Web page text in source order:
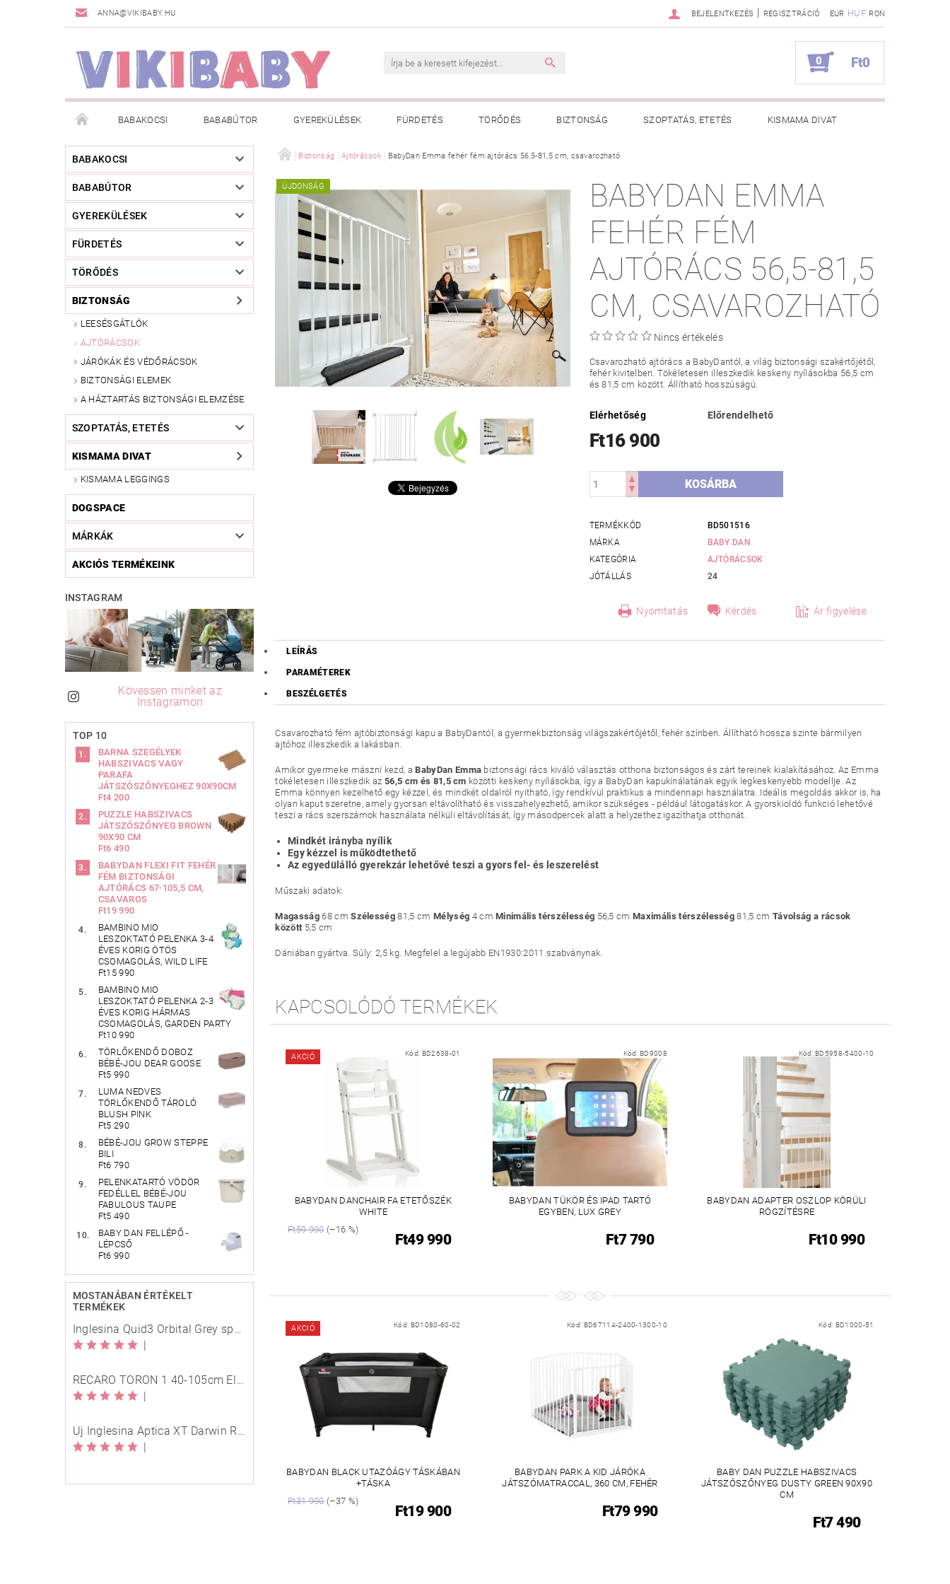
ANNA@VIKIBABY.HU EUR HUF RON
BEJELENTKEZÉS | REGISZTRÁCIÓ
0 Ft0
BABAKOCSI BABABÚTOR GYEREKÜLÉSEK FÜRDETÉS TÖRŐDÉS BIZTONSÁG SZOPTATÁS, ETETÉS KISMAMA DIVAT
DOGSPACE AKCIÓS TERMÉKEINK VÁSÁRLÁSI FELTÉTELEK ADATKEZELÉSI TÁJÉKOZTATÓ
TÖRZSVÁSÁRLÓI PROGRAM RÓLUNK A MEGFELELŐ MÉRET MEGÁLLAPÍTÁSA BOLDOG BABA HASZNOS TANÁCSOK RENDELÉSEM
BABAKOCSI
BABABÚTOR
GYEREKÜLÉSEK
FÜRDETÉS
TÖRŐDÉS
BIZTONSÁG
LEESÉSGÁTLÓK
AJTÓRÁCSOK
JÁRÓKÁK ÉS VÉDŐRÁCSOK
BIZTONSÁGI ELEMEK
A HÁZTARTÁS BIZTONSÁGI ELEMZÉSE
SZOPTATÁS, ETETÉS
KISMAMA DIVAT
KISMAMA LEGGINGS
DOGSPACE
MÁRKÁK
AKCIÓS TERMÉKEINK
INSTAGRAM
Kövessen minket az
Instagramon
TOP 10
BARNA SZEGÉLYEK
HABSZIVACS VAGY
PARAFA
JÁTSZÓSZŐNYEGHEZ 90X90CM
Ft4 200
PUZZLE HABSZIVACS
JÁTSZÓSZŐNYEG BROWN
90X90 CM
Ft6 490
BABYDAN FLEXI FIT FEHÉR
FÉM BIZTONSÁGI
AJTÓRÁCS 67-105,5 CM,
CSAVAROS
Ft19 990
BAMBINO MIO
LESZOKTATÓ PELENKA 3-4
ÉVES KORIG ÖTÖS
CSOMAGOLÁS, WILD LIFE
Ft15 990
BAMBINO MIO
LESZOKTATÓ PELENKA 2-3
ÉVES KORIG HÁRMAS
CSOMAGOLÁS, GARDEN PARTY
Ft10 990
TÖRLŐKENDŐ DOBOZ
BÉBÉ-JOU DEAR GOOSE
Ft5 990
LUMA NEDVES
TÖRLŐKENDŐ TÁROLÓ
BLUSH PINK
Ft5 290
BÉBÉ-JOU GROW STEPPE
BILI
Ft6 790
PELENKATARTÓ VÖDÖR
FEDÉLLEL BÉBÉ-JOU
FABULOUS TAUPE
Ft5 490
BABY DAN FELLÉPŐ -
LÉPCSŐ
Ft6 990
MOSTANÁBAN ÉRTÉKELT
TERMÉKEK
Inglesina Quid3 Orbital Grey sport babakocsi
|
RECARO TORON 1 40-105cm Elegant Beige
|
Új Inglesina Aptica XT Darwin Recline Evo 4in1 Himalaya Blue multifunkciós babakocsi
|
Biztonság Ajtórácsok BabyDan Emma fehér fém ajtórács 56,5-81,5 cm, csavarozható
ÚJDONSÁG
BABYDAN EMMA
FEHÉR FÉM
AJTÓRÁCS 56,5-81,5
CM, CSAVAROZHATÓ
Nincs értékelés
Csavarozható ajtórács a BabyDantól, a világ biztonsági szakértőjétől,
fehér kivitelben. Tökéletesen illeszkedik keskeny nyílásokba 56,5 cm
és 81,5 cm között. Állítható hosszúságú.
Elérhetőség Előrendelhető
Ft16 900
TERMÉKKÓD
BD501516
MÁRKA
BABY DAN
KATEGÓRIA
AJTÓRÁCSOK
JÓTÁLLÁS
24
Nyomtatás Kérdés Ár figyelése
LEÍRÁS
PARAMÉTEREK
BESZÉLGETÉS
Csavarozható fém ajtóbiztonsági kapu a BabyDantól, a gyermekbiztonság világszakértőjétől, fehér színben. Állítható hossza szinte bármilyen
ajtóhoz illeszkedik a lakásban.
Amikor gyermeke mászni kezd, aBabyDan Emma biztonsági rács kiváló választás otthona biztonságos és zárt tereinek kialakításához. Az Emma
tökéletesen illeszkedik az56,5 cm és 81,5 cm közötti keskeny nyílásokba, így a BabyDan kapukínálatának egyik legkeskenyebb modellje. Az
Emma könnyen kezelhető egy kézzel, és mindkét oldalról nyitható, így rendkívül praktikus a mindennapi használatra. Ideális megoldás akkor is, ha
olyan kaput szeretne, amely gyorsan eltávolítható és visszahelyezhető, amikor szükséges - például látogatáskor. A gyorskioldó funkció lehetővé
teszi a rács szerszámok használata nélküli eltávolítását, így másodpercek alatt a helyzethez igazíthatja otthonát.
Mindkét irányba nyílik
Egy kézzel is működtethető
Az egyedülálló gyerekzár lehetővé teszi a gyors fel- és leszerelést
Műszaki adatok:
Magasság68 cmSzélesség81,5 cm Mélység 4 cmMinimális térszélesség 56,5 cmMaximális térszélesség 81,5 cmTávolság a rácsok
között 5,5 cm
Dániában gyártva. Súly: 2,5 kg. Megfelel a legújabb EN1930:2011 szabványnak.
KAPCSOLÓDÓ TERMÉKEK
AKCIÓ Kód: BD2638-01
BABYDAN DANCHAIR FA ETETŐSZÉK
WHITE
Ft59 990(–16 %)
Ft49 990
Kód: BD9008
BABYDAN TÜKÖR ÉS IPAD TARTÓ
EGYBEN, LUX GREY
Ft7 790
Kód: BD5958-5400-10
BABYDAN ADAPTER OSZLOP KÖRÜLI
RÖGZÍTÉSRE
Ft10 990
AKCIÓ Kód: BD1080-60-02
BABYDAN BLACK UTAZÓÁGY TÁSKÁBAN
+TÁSKA
Ft31 990(–37 %)
Ft19 900
Kód: BD67114-2400-1300-10
BABYDAN PARK A KID JÁRÓKA
JÁTSZÓMATRACCAL, 360 CM, FEHÉR
Ft79 990
Kód: BD1000-51
BABY DAN PUZZLE HABSZIVACS
JÁTSZÓSZŐNYEG DUSTY GREEN 90X90
CM
Ft7 490